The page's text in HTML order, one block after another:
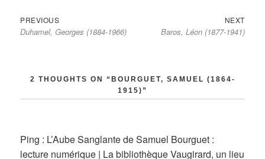
Navigation
de
PREVIOUSPrevious
post:
Duhamel, Georges (1884-1966)
NEXTNext
post:
Baros, Léon (1877-1941)
2 THOUGHTS ON “BOURGUET, SAMUEL (1864-
1915)”
Ping : L’Aube Sanglante de Samuel Bourguet :
lecture numérique | La bibliothèque Vaugirard, un lieu